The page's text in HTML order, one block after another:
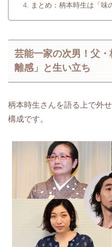
まとめ：柄本時生は「味
芸能一家の次男！父
離感」と生い立ち
柄本時生さんを語る上で外
構成です。